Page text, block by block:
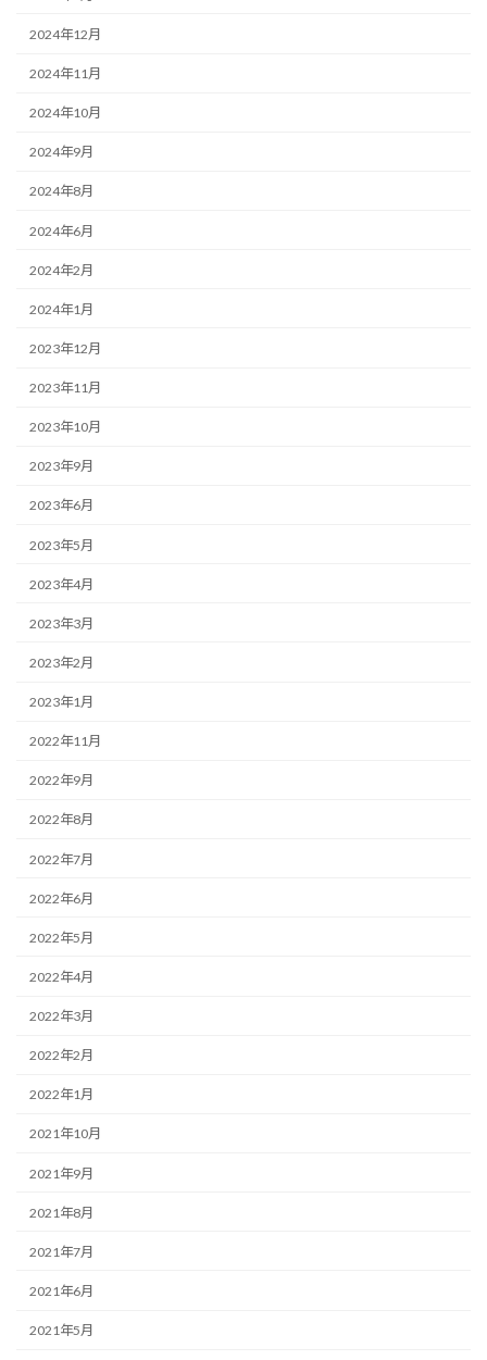
2024年12月
2024年11月
2024年10月
2024年9月
2024年8月
2024年6月
2024年2月
2024年1月
2023年12月
2023年11月
2023年10月
2023年9月
2023年6月
2023年5月
2023年4月
2023年3月
2023年2月
2023年1月
2022年11月
2022年9月
2022年8月
2022年7月
2022年6月
2022年5月
2022年4月
2022年3月
2022年2月
2022年1月
2021年10月
2021年9月
2021年8月
2021年7月
2021年6月
2021年5月